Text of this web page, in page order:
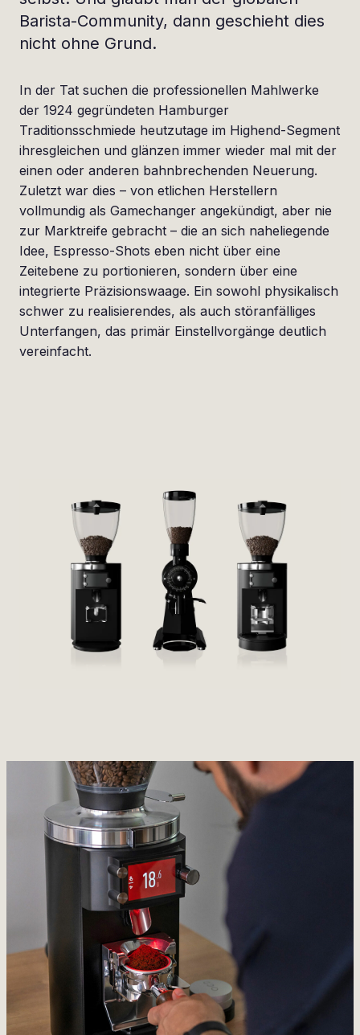
Barista-Community, dann geschieht dies
nicht ohne Grund.
In der Tat suchen die professionellen Mahlwerke
der 1924 gegründeten Hamburger
Traditionsschmiede heutzutage im Highend-Segment
ihresgleichen und glänzen immer wieder mal mit der
einen oder anderen bahnbrechenden Neuerung.
Zuletzt war dies – von etlichen Herstellern
vollmundig als Gamechanger angekündigt, aber nie
zur Marktreife gebracht – die an sich naheliegende
Idee, Espresso-Shots eben nicht über eine
Zeitebene zu portionieren, sondern über eine
integrierte Präzisionswaage. Ein sowohl physikalisch
schwer zu realisierendes, als auch störanfälliges
Unterfangen, das primär Einstellvorgänge deutlich
vereinfacht.